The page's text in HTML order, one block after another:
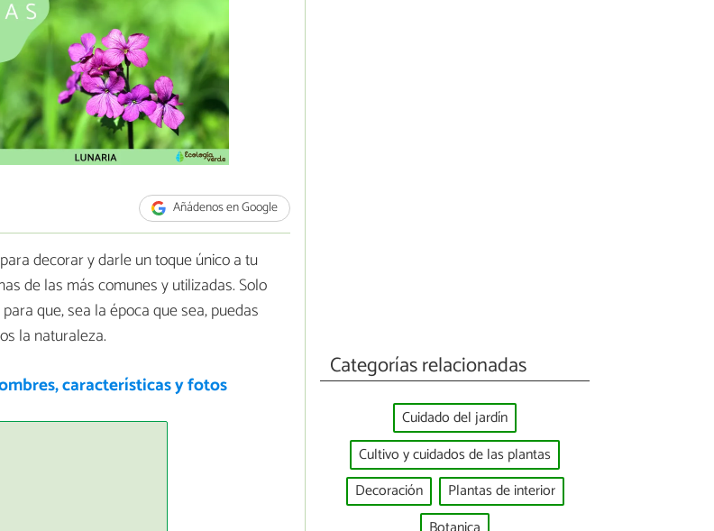
Añádenos en Google
para decorar y darle un toque único a tu
de las más comunes y utilizadas. Solo
que, sea la época que sea, puedas
la naturaleza.
características y fotos
Categorías relacionadas
Cuidado del jardín
Cultivo y cuidados de las plantas
Decoración
Plantas de interior